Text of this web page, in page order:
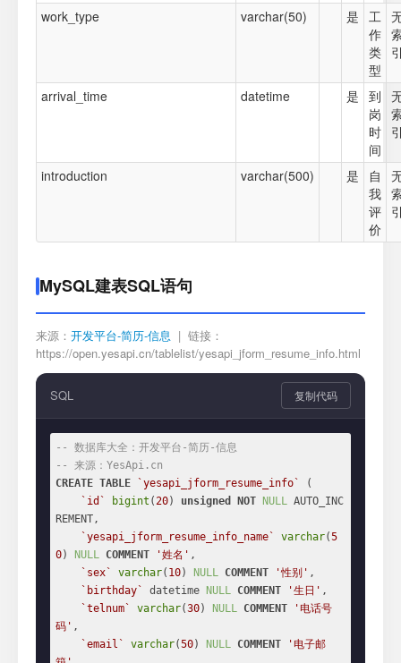
work_type varchar(50) 是 工
作
类
型
arrival_time datetime 是 到
岗
时
间
introduction varchar(500) 是
自
我
评
价
MySQL建表SQL语句
来源： 开发平台-简历-信息 | 链接：
https://open.yesapi.cn/tablelist/yesapi_jform_resume_info.html
SQL 复制代码
-- 数据库大全：开发平台-简历-信息
-- 来源：YesApi.cn
CREATE TABLE `yesapi_jform_resume_info`
(
`id`
bigint (20) unsigned NOT NULL AUTO_INC
REMENT,
`yesapi_jform_resume_info_name`
varchar(5
0) NULL COMMENT '姓名' ,
`sex`
varchar( 10) NULL COMMENT '性别' ,
`birthday`
datetime NULL COMMENT '生日' ,
`telnum`
varchar(30) NULL COMMENT
'电话号
码' ,
`email`
varchar(50) NULL COMMENT
'电子邮